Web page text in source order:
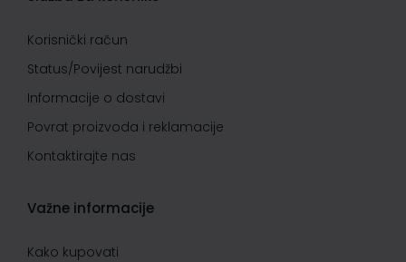
Korisnički račun
Status/Povijest narudžbi
Informacije o dostavi
Povrat proizvoda i reklamacije
Kontaktirajte nas
Važne informacije
Kako kupovati